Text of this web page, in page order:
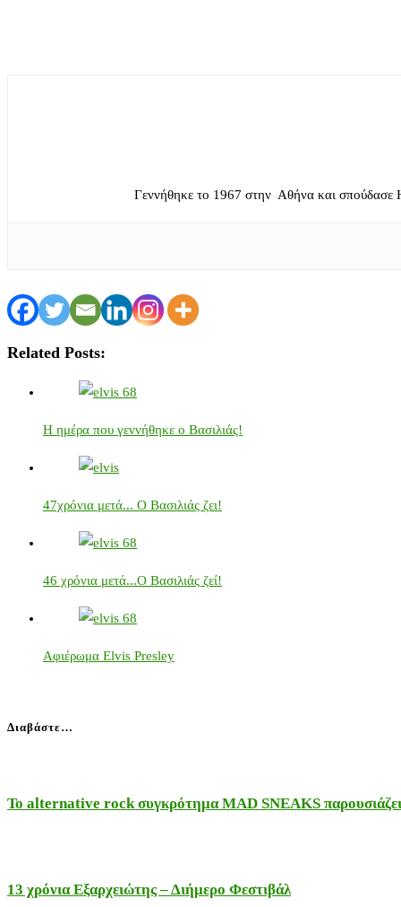
Γεννήθηκε το 1967 στην Αθήνα και σπούδασε
Related Posts:
Η ημέρα που γεννήθηκε ο Βασιλιάς!
47χρόνια μετά... Ο Βασιλιάς ζει!
46 χρόνια μετά...Ο Βασιλιάς ζεί!
Αφιέρωμα Elvis Presley
Διαβάστε…
Το alternative rock συγκρότημα MAD SNEAKS
13 χρόνια Εξαρχειώτης – Διήμερο Φεστιβάλ